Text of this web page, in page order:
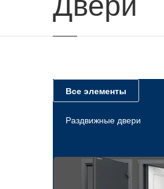
Все элементы
Раздвижные двери